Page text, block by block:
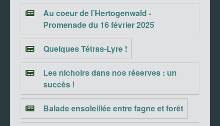
Au coeur de l’Hertogenwald -
Promenade du 16 février 2025
Quelques Tétras-Lyre !
Les nichoirs dans nos réserves : un
succès !
Balade ensoleillée entre fagne et forêt